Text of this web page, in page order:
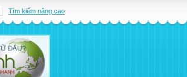
Tìm kiếm nâng cao